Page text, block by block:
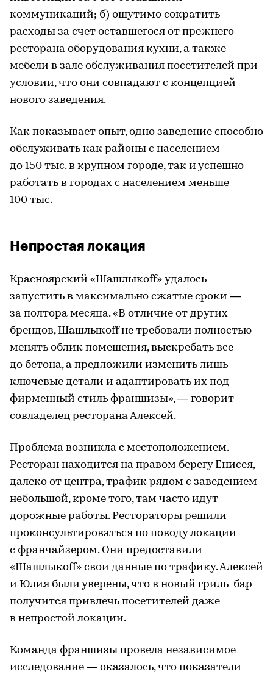
коммуникаций; б) ощутимо сократить
расходы за счет оставшегося от прежнего
ресторана оборудования кухни, а также
мебели в зале обслуживания посетителей при
условии, что они совпадают с концепцией
нового заведения.
Как показывает опыт, одно заведение способно
обслуживать как районы с населением
до 150 тыс. в крупном городе, так и успешно
работать в городах с населением меньше
100 тыс.
Непростая локация
Красноярский «Шашлыкоff» удалось
запустить в максимально сжатые сроки —
за полтора месяца. «В отличие от других
брендов, Шашлыкоff не требовали полностью
менять облик помещения, выскребать все
до бетона, а предложили изменить лишь
ключевые детали и адаптировать их под
фирменный стиль франшизы», — говорит
совладелец ресторана Алексей.
Проблема возникла с местоположением.
Ресторан находится на правом берегу Енисея,
далеко от центра, трафик рядом с заведением
небольшой, кроме того, там часто идут
дорожные работы. Рестораторы решили
проконсультироваться по поводу локации
с франчайзером. Они предоставили
«Шашлыкоff» свои данные по трафику. Алексей
и Юлия были уверены, что в новый гриль-бар
получится привлечь посетителей даже
в непростой локации.
Команда франшизы провела независимое
исследование — оказалось, что показатели